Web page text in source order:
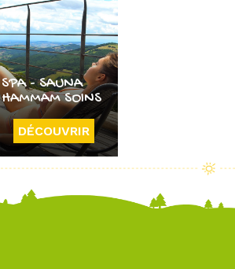
SPA - SAUNA
HAMMAM SOINS
DÉCOUVRIR